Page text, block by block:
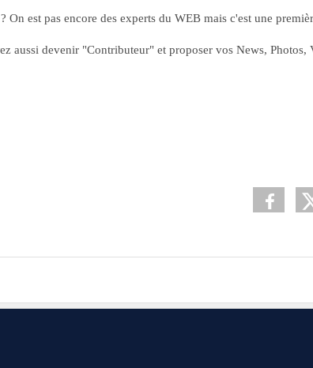
On est pas encore des experts du WEB mais c'est une
aussi devenir "Contributeur" et proposer vos News, Photos,